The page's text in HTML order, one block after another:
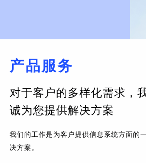
产品服务
对于客户的多样化需求，
诚为您提供解决方案
我们的工作是为客户提供信息系统方面的
决方案。